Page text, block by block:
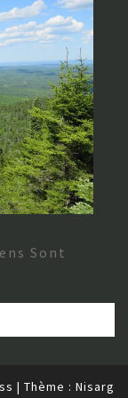
Sont
| Thème : Nisarg